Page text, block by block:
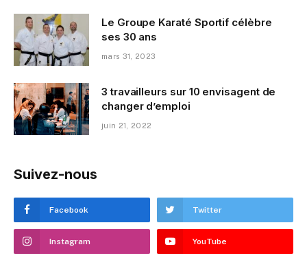
Le Groupe Karaté Sportif célèbre
ses 30 ans
mars 31, 2023
3 travailleurs sur 10 envisagent de
changer d’emploi
juin 21, 2022
Suivez-nous
Facebook Twitter
Instagram YouTube